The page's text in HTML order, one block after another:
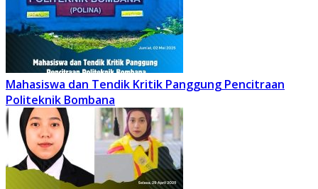
Mahasiswa dan Tendik Kritik Panggung Pencitraan
Politeknik Bombana